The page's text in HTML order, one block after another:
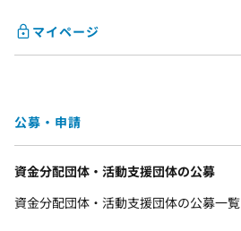
マイページ
公募・申請
資金分配団体・活動支援団体の公募
資金分配団体・活動支援団体の公募一覧